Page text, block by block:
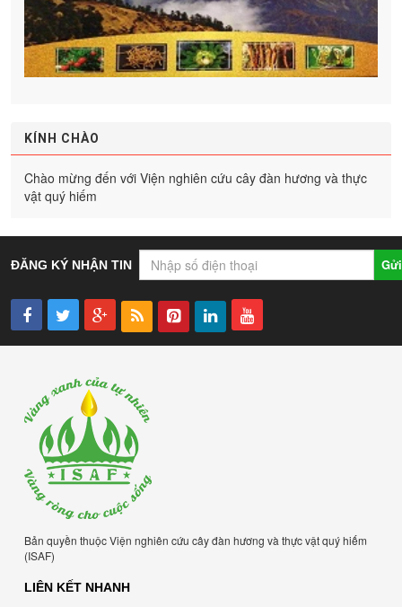
KÍNH CHÀO
Chào mừng đến với Viện nghiên cứu cây đàn hương và thực
vật quý hiếm
ĐĂNG KÝ NHẬN TIN Gửi
Bản quyền thuộc Viện nghiên cứu cây đàn hương và thực vật quý hiếm
(ISAF)
LIÊN KẾT NHANH